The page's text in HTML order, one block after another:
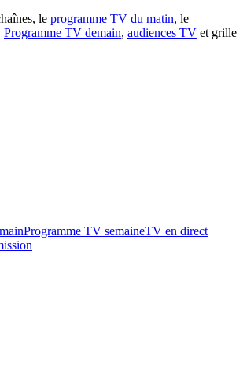
le programme TV du matin, le
Programme TV demain, audiences TV et grille
Programme TV semaineTV en direct